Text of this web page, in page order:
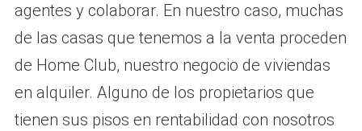
agentes y colaborar. En nuestro caso, muchas
de las casas que tenemos a la venta proceden
de Home Club, nuestro negocio de viviendas
en alquiler. Alguno de los propietarios que
tienen sus pisos en rentabilidad con nosotros